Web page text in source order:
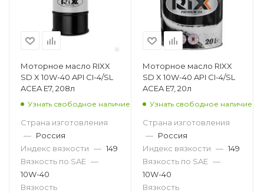
Моторное масло RIXX
SD X 10W-40 API CI-4/SL
ACEA E7, 208л
Узнать свободное наличие
Страна изготовления
— Россия
Индекс вязкости — 149
Вязкость по SAE —
10W-40
Вязкость
Моторное масло RIXX
SD X 10W-40 API CI-4/SL
ACEA E7, 20л
Узнать свободное наличие
Страна изготовления
— Россия
Индекс вязкости — 149
Вязкость по SAE —
10W-40
Вязкость